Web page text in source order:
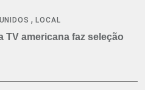
,LOCAL
TV americana faz seleção